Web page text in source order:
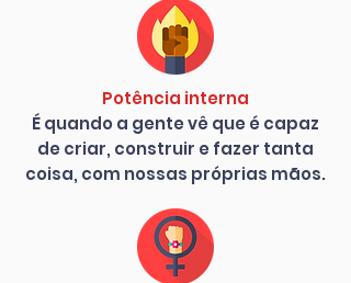
Potência interna
É quando a gente vê que é capaz
de criar, construir e fazer tanta
coisa, com nossas próprias mãos.